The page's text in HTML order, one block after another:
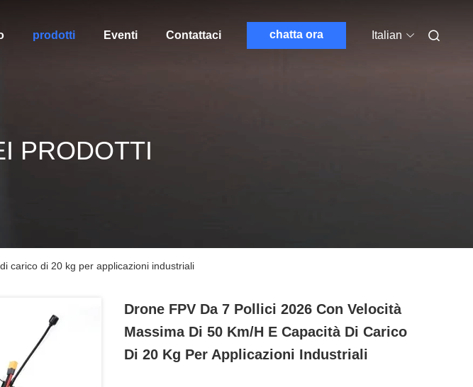
prodotti Eventi Contattaci chatta ora Italian
PRODOTTI
carico di 20 kg per applicazioni industriali
Drone FPV Da 7 Pollici 2026 Con Velocità
Massima Di 50 Km/h E Capacità Di Carico
Di 20 Kg Per Applicazioni Industriali